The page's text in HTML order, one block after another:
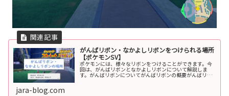
がんばリボン・なかよしリボンをつけられる場所
【ポケモンSV】
ポケモンには、様々なリボンをつけることができます。今
回は、がんばリボンとなかよしリボンについて解説しま
す。がんばリボンについてがんばリボンの概要がんばリボ
jara-blog.com